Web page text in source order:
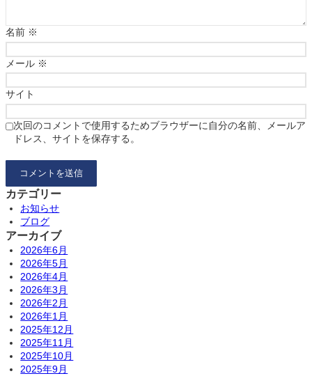
名前 ※
メール ※
サイト
次回のコメントで使用するためブラウザーに自分の名前、メールア
ドレス、サイトを保存する。
カテゴリー
お知らせ
ブログ
アーカイブ
2026年6月
2026年5月
2026年4月
2026年3月
2026年2月
2026年1月
2025年12月
2025年11月
2025年10月
2025年9月